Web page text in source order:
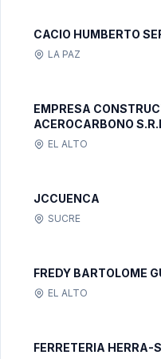
CACIO HUMBERTO
LA PAZ
EMPRESA
ACEROCARBONO
EL ALTO
JCCUENCA
SUCRE
FREDY BARTOLOME
EL ALTO
FERRETERIA HERRA-